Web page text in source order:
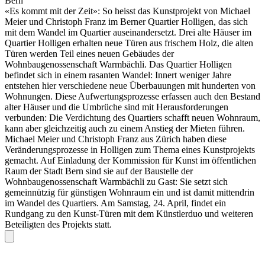
«Es kommt mit der Zeit»: So heisst das Kunstprojekt von Michael
Meier und Christoph Franz im Berner Quartier Holligen, das sich
mit dem Wandel im Quartier auseinandersetzt. Drei alte Häuser im
Quartier Holligen erhalten neue Türen aus frischem Holz, die alten
Türen werden Teil eines neuen Gebäudes der
Wohnbaugenossenschaft Warmbächli. Das Quartier Holligen
befindet sich in einem rasanten Wandel: Innert weniger Jahre
entstehen hier verschiedene neue Überbauungen mit hunderten von
Wohnungen. Diese Aufwertungsprozesse erfassen auch den Bestand
alter Häuser und die Umbrüche sind mit Herausforderungen
verbunden: Die Verdichtung des Quartiers schafft neuen Wohnraum,
kann aber gleichzeitig auch zu einem Anstieg der Mieten führen.
Michael Meier und Christoph Franz aus Zürich haben diese
Veränderungsprozesse in Holligen zum Thema eines Kunstprojekts
gemacht. Auf Einladung der Kommission für Kunst im öffentlichen
Raum der Stadt Bern sind sie auf der Baustelle der
Wohnbaugenossenschaft Warmbächli zu Gast: Sie setzt sich
gemeinnützig für günstigen Wohnraum ein und ist damit mittendrin
im Wandel des Quartiers. Am Samstag, 24. April, findet ein
Rundgang zu den Kunst-Türen mit dem Künstlerduo und weiteren
Beteiligten des Projekts statt.